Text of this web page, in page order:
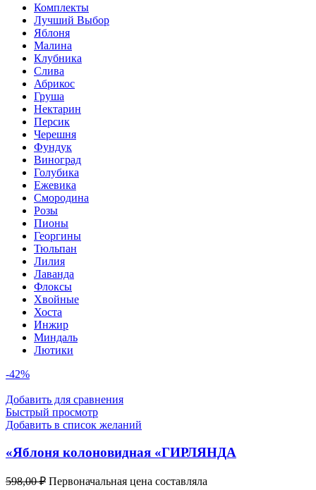
Комплекты
Лучший Выбор
Яблоня
Малина
Клубника
Слива
Абрикос
Груша
Нектарин
Персик
Черешня
Фундук
Виноград
Голубика
Ежевика
Смородина
Розы
Пионы
Георгины
Тюльпан
Лилия
Лаванда
Флоксы
Хвойные
Хоста
Инжир
Миндаль
Лютики
-42%
Добавить для сравнения
Быстрый просмотр
Добавить в список желаний
«Яблоня колоновидная «ГИРЛЯНДА
598,00₽ Первоначальная цена составляла